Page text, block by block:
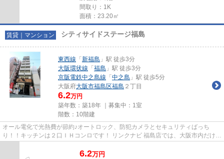
間取り：1K
面積：23.20㎡
賃貸｜マンション シティサイドステージ福島
東西線 「 新福島 」駅 徒歩3分
大阪環状線 「 福島 」駅 徒歩3分
京阪電鉄中之島線 「 中之島 」駅 徒歩5分
大阪府大阪市福島区福島 ２丁目
6.2万円
築年数：築18年 ｜募集中： 1室
階数：10階建
オール電化で光熱費が節約♪オートロック、防犯カメラとセキュリティばっち
り！！キッチンは２口ＩＨコンロです！ リンクナビ 福島店では、大阪市内だけで
6.2万円